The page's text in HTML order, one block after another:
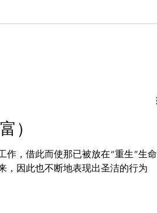
）
作，借此而使那已被放在“重生”生命
，因此也不断地表现出圣洁的行为